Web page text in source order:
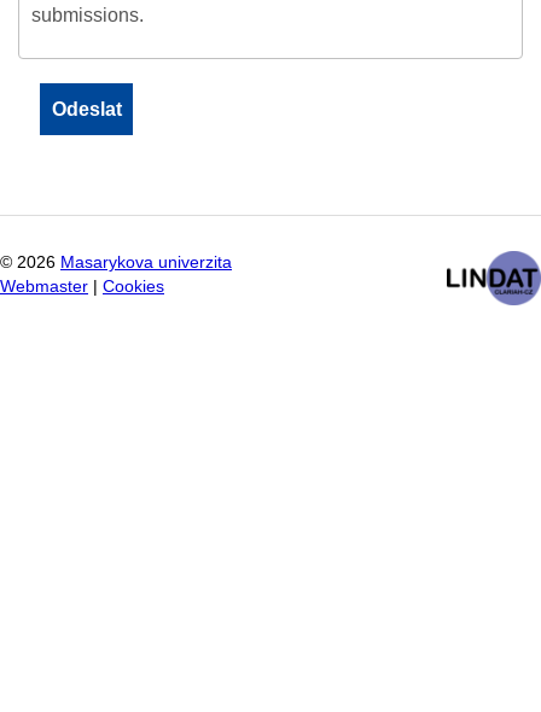
submissions.
© 2026 Masarykova univerzita
Webmaster
Cookies